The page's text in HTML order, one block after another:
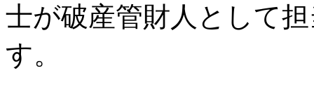
士が破産管財人として
す。